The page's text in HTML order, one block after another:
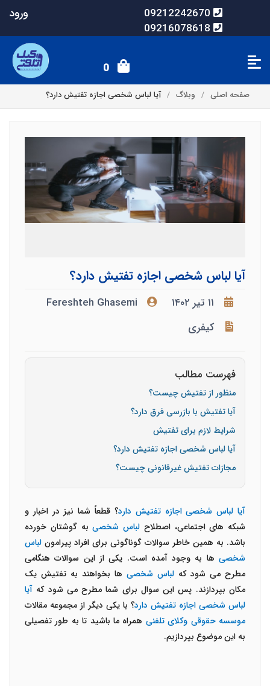
09212242670
09216078618
ورود
0
صفحه اصلی وبلاگ آیا لباس شخصی اجازه تفتیش دارد؟
آیا لباس شخصی اجازه تفتیش دارد؟
۱۱ تیر ۱۴۰۲
Fereshteh Ghasemi
کیفری
فهرست مطالب
منظور از تفتیش چیست؟
آیا تفتیش با بازرسی فرق دارد؟
شرایط لازم برای تفتیش
آیا لباس شخصی اجازه تفتیش دارد؟
مجازات تفتیش غیرقانونی چیست؟
آیا لباس شخصی اجازه تفتیش دارد؟ قطعاً شما نیز در اخبار و
شبکه های اجتماعی، اصطلاح لباس شخصیبه گوشتان خورده
باشد. به همین خاطر سوالات گوناگونی برای افراد پیرامون لباس
شخصی ها به وجود آمده است. یکی از این سوالات هنگامی
مطرح می شود که لباس شخصی ها بخواهند به تفتیش یک
مکان بپردازند. پس این سوال برای شما مطرح می شود که آیا
لباس شخصی اجازه تفتیش دارد؟ با یکی دیگر از مجموعه مقالات
موسسه حقوقی وکلای تلفنی همراه ما باشید تا به طور تفصیلی
به این موضوع بپردازیم.